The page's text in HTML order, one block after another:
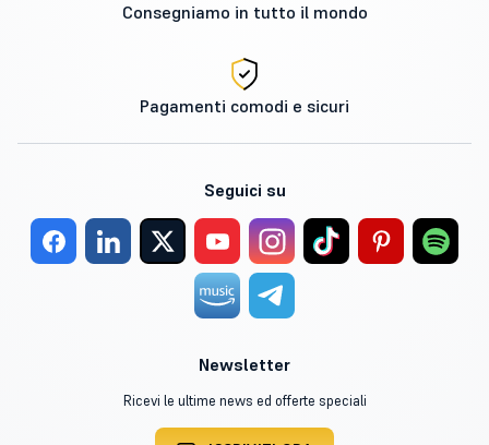
Consegniamo in tutto il mondo
Pagamenti comodi e sicuri
Seguici su
Newsletter
Ricevi le ultime news ed offerte speciali